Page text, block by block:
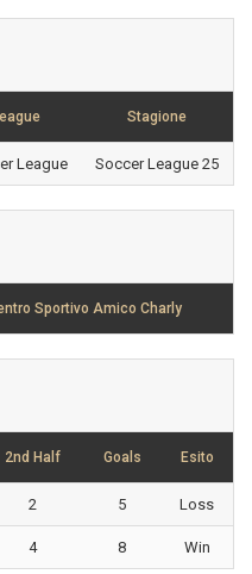
Stagione
League Soccer League 25
Sportivo Amico Charly
2nd Half Goals Esito
2 5 Loss
4 8 Win